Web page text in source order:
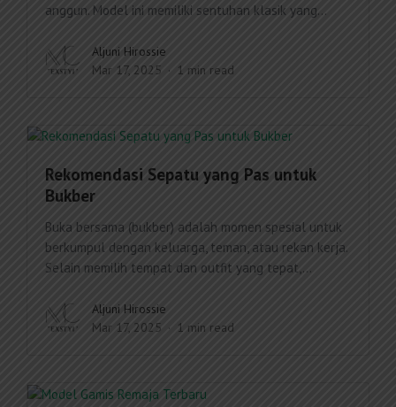
anggun. Model ini memiliki sentuhan klasik yang...
Aljuni Hirossie
Mar 17, 2025
1 min read
Rekomendasi Sepatu yang Pas untuk
Bukber
Buka bersama (bukber) adalah momen spesial untuk
berkumpul dengan keluarga, teman, atau rekan kerja.
Selain memilih tempat dan outfit yang tepat,...
Aljuni Hirossie
Mar 17, 2025
1 min read